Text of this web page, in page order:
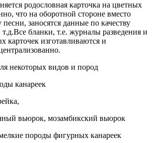
родословная карточка на цветных
что на оборотной стороне вместо
заносятся данные по качеству
т.д.Все бланки, т.е. журналы разведения и
карточек изготавливаются и
некоторых видов и пород
канареек
вьюрок, мозамбикский вьюрок
породы фигурных канареек